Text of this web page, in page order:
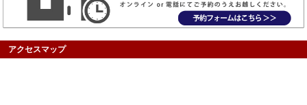
アクセスマップ